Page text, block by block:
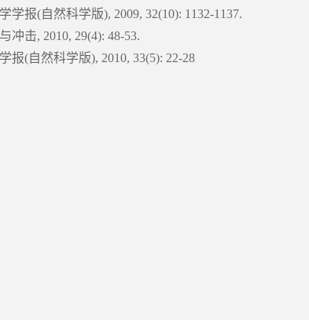
报(自然科学版), 2009, 32(10): 1132-1137.
击, 2010, 29(4): 48-53.
(自然科学版), 2010, 33(5): 22-28